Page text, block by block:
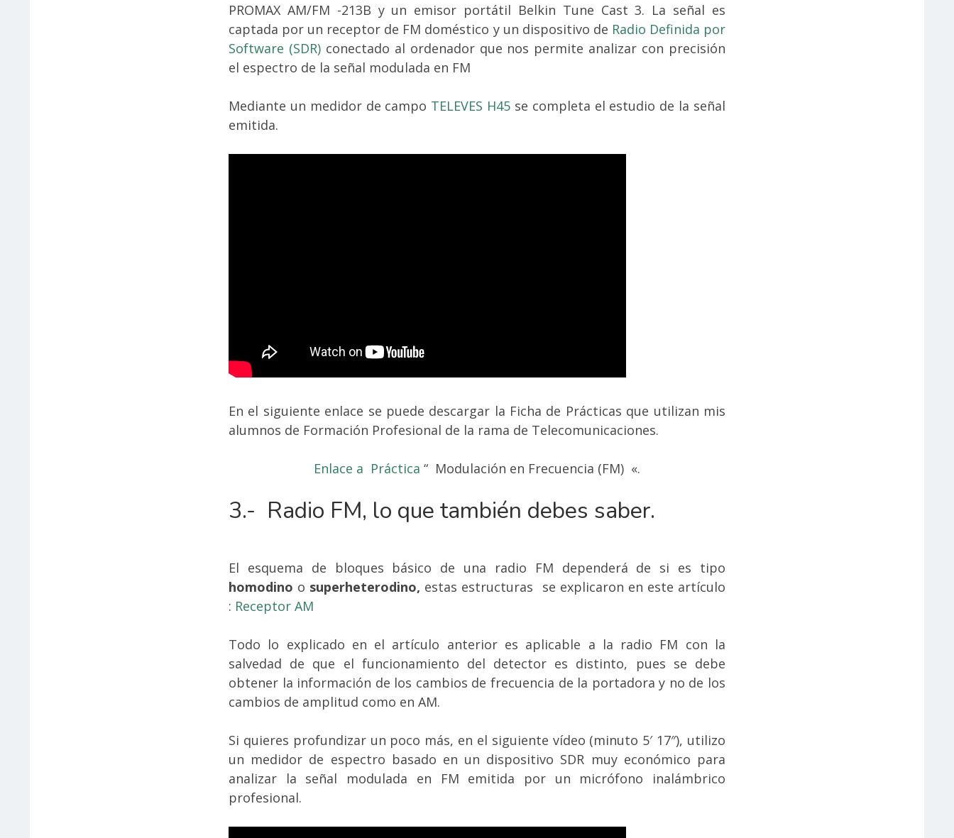
PROMAX AM/FM -213B y un emisor portátil Belkin Tune Cast 3. La señal es
captada por un receptor de FM doméstico y un dispositivo de Radio Definida por
Software (SDR) conectado al ordenador que nos permite analizar con precisión
el espectro de la señal modulada en FM
Mediante un medidor de campo TELEVES H45 se completa el estudio de la señal
emitida.
En el siguiente enlace se puede descargar la Ficha de Prácticas que utilizan mis
alumnos de Formación Profesional de la rama de Telecomunicaciones.
Enlace a Práctica “ Modulación en Frecuencia (FM) «.
3.- Radio FM, lo que también debes saber.
El esquema de bloques básico de una radio FM dependerá de si es tipo
homodino o superheterodino, estas estructuras se explicaron en este artículo
: Receptor AM
Todo lo explicado en el artículo anterior es aplicable a la radio FM con la
salvedad de que el funcionamiento del detector es distinto, pues se debe
obtener la información de los cambios de frecuencia de la portadora y no de los
cambios de amplitud como en AM.
Si quieres profundizar un poco más, en el siguiente vídeo (minuto 5′ 17″), utilizo
un medidor de espectro basado en un dispositivo SDR muy económico para
analizar la señal modulada en FM emitida por un micrófono inalámbrico
profesional.